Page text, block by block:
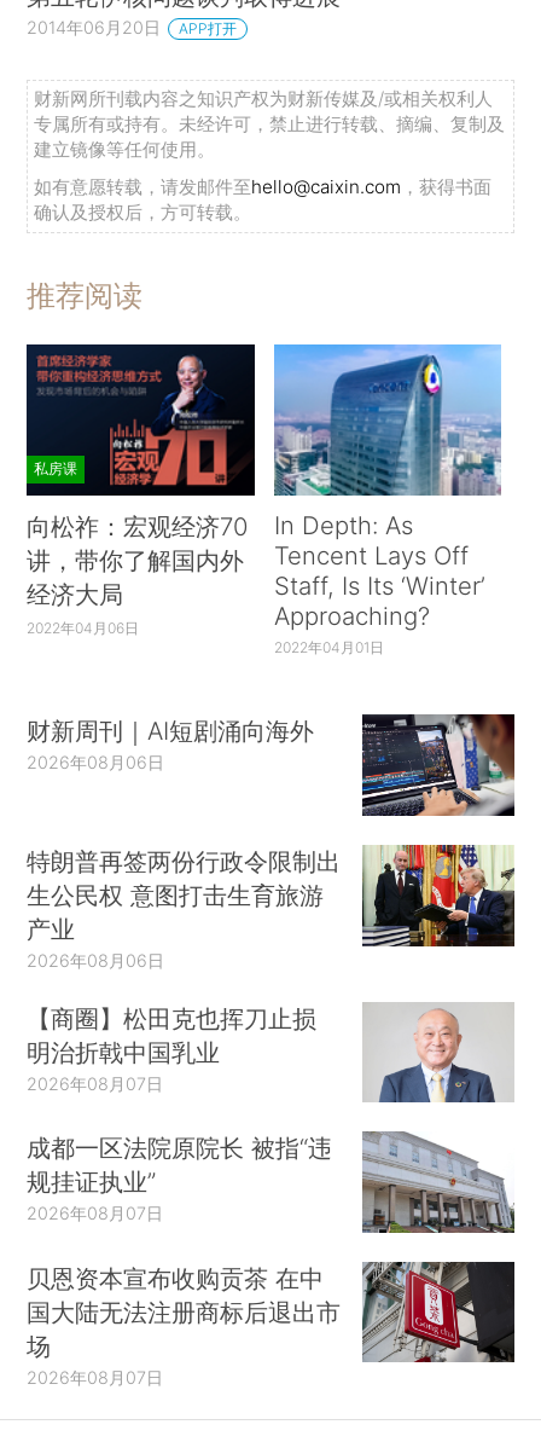
2014年06月20日 APP打开
财新网所刊载内容之知识产权为财新传媒及/或相关权利人
专属所有或持有。未经许可，禁止进行转载、摘编、复制及
建立镜像等任何使用。
如有意愿转载，请发邮件至hello@caixin.com ，获得书面
确认及授权后，方可转载。
推荐阅读
私房课
向松祚：宏观经济70
讲，带你了解国内外
经济大局
2022年04月06日
In Depth: As
Tencent Lays Off
Staff, Is Its ‘Winter’
Approaching?
2022年04月01日
财新周刊｜AI短剧涌向海外
2026年08月06日
特朗普再签两份行政令限制出
生公民权 意图打击生育旅游
产业
2026年08月06日
【商圈】松田克也挥刀止损
明治折戟中国乳业
2026年08月07日
成都一区法院原院长 被指“违
规挂证执业”
2026年08月07日
贝恩资本宣布收购贡茶 在中
国大陆无法注册商标后退出市
场
2026年08月07日